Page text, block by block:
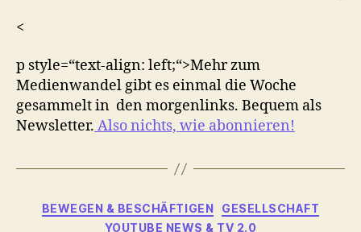
<
p style=“text-align: left;“>Mehr zum
Medienwandel gibt es einmal die Woche
gesammelt in den morgenlinks. Bequem als
Newsletter. Also nichts, wie abonnieren!
Kategorien
BEWEGEN & BESCHÄFTIGEN
GESELLSCHAFT
YOUTUBE NEWS & TV 2.0